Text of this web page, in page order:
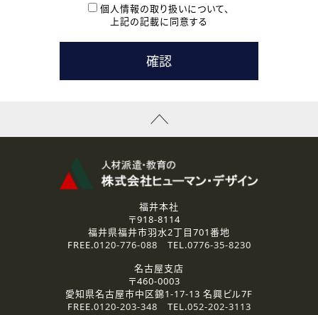
本登録に関するご連絡および本登録時の参考情報として利
たします。
( 3 ) スタッフ派遣を検討されている企業の皆様
お問い合わせの内容に回答するために利用いたします。
なお、ご連絡手段は、電話・Ｅメールのいずれかの方法とい
資料送付、受講相談に関するご連絡のために利用いたしま
その他、お問い合わせの内容に回答するために利用いたし
なお、ご連絡手段は、電話・Ｅメールのいずれかの方法とい
2.個人情報の第三者提供
ご提供いただいた個人情報は、法令等の規定に従う場合を除き、
3.個人情報の取り扱いの委託
弊社の定める個人情報保護の評価基準を満たした委託先に、個
人情報を委託する場合があります。
個人情報の取り扱いについて、
上記の記載に同意する
福井本社
〒918-8114
福井県福井市羽水2丁目701番地
FREE.0120-776-088 TEL.0776-35-8230
名古屋支店
〒460-0003
愛知県名古屋市中区錦1-17-13 名興ビル7F
FREE.0120-203-348 TEL.052-202-3113